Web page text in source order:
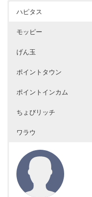
ハピタス
モッピー
げん玉
ポイントタウン
ポイントインカム
ちょびリッチ
ワラウ